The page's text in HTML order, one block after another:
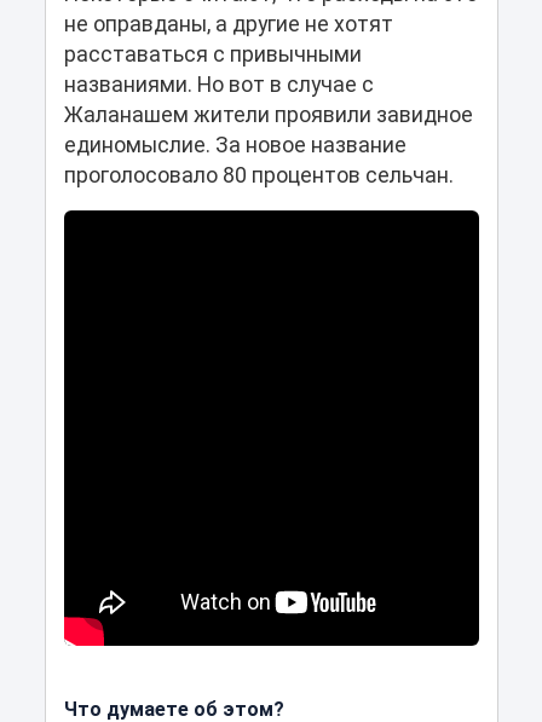
не оправданы, а другие не хотят
расставаться с привычными
названиями. Но вот в случае с
Жаланашем жители проявили завидное
единомыслие. За новое название
проголосовало 80 процентов сельчан.
Что думаете об этом?